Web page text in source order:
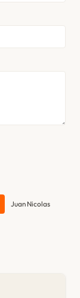
Juan Nicolas